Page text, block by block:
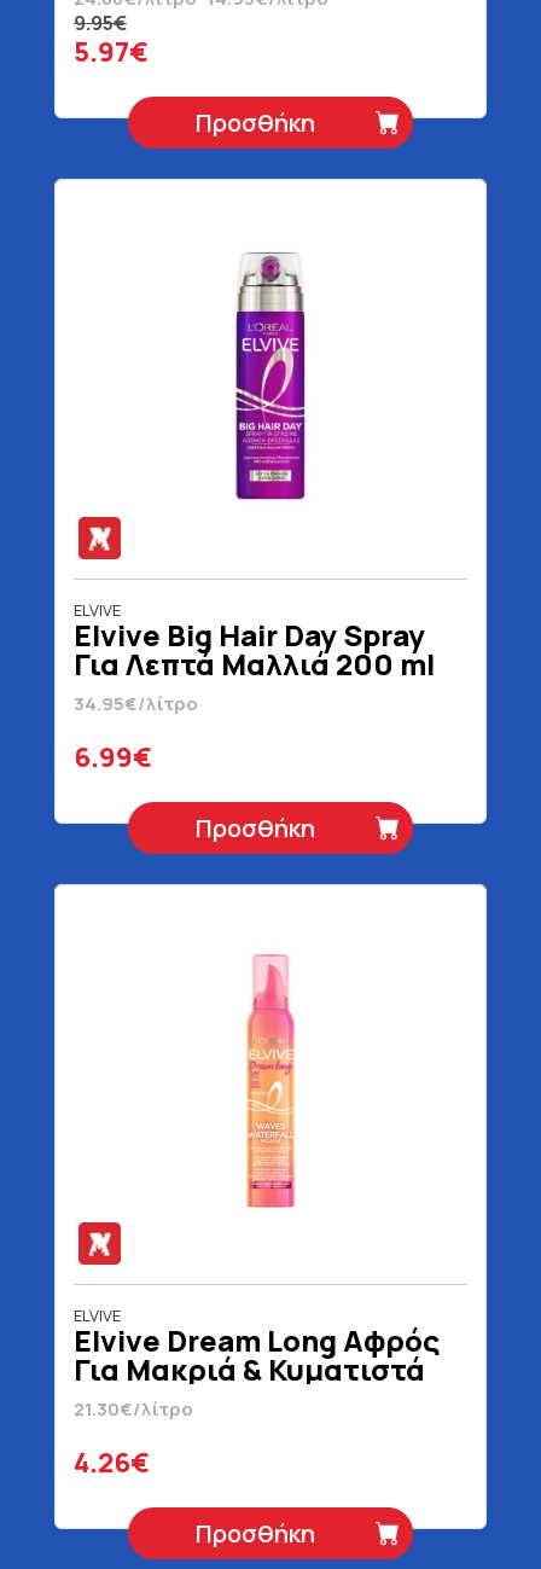
9.95€
5.97€
Προσθήκη
ELVIVE
Elvive Big Hair Day Spray
Για Λεπτά Μαλλιά 200 ml
34.95€/λίτρο
6.99€
Προσθήκη
ELVIVE
Elvive Dream Long Αφρός
Για Μακριά & Κυματιστά
Μαλλιά 200 ml
21.30€/λίτρο
4.26€
Προσθήκη